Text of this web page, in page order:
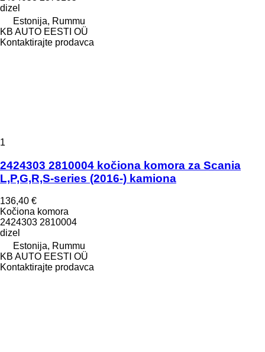
dizel
Estonija, Rummu
KB AUTO EESTI OÜ
Kontaktirajte prodavca
1
2424303 2810004 kočiona komora za Scania
L,P,G,R,S-series (2016-) kamiona
136,40 €
Kočiona komora
2424303 2810004
dizel
Estonija, Rummu
KB AUTO EESTI OÜ
Kontaktirajte prodavca